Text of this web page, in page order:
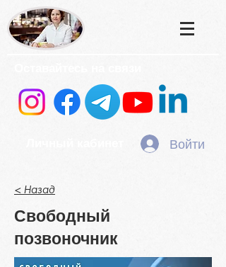
Войти
< Назад
Свободный
позвоночник